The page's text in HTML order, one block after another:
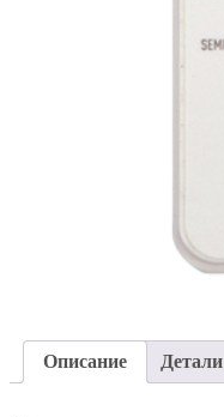
Описание Детали